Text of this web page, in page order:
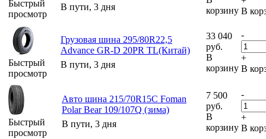
Быстрый
просмотр
В пути, 3 дня
корзину В
Быстрый
просмотр
Грузовая шина 295/80R22,5
Advance GR-D 20PR TL(Китай)
В пути, 3 дня
33 040
руб.
В
корзину
-
+
В
Быстрый
просмотр
Авто шина 215/70R15C Foman
Polar Bear 109/107Q (зима)
В пути, 3 дня
7 500
руб.
В
корзину
-
+
В